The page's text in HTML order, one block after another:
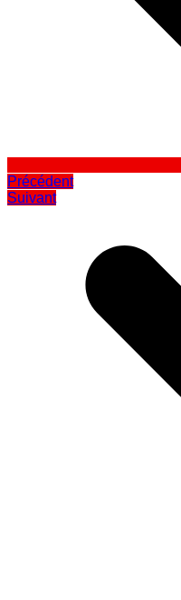
Précédent
Suivant